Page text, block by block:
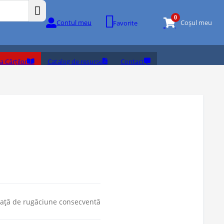
Contul meu Favorite
0
Coșul meu
Cărților Catalog de resurse Contact
de rugăciune consecventă